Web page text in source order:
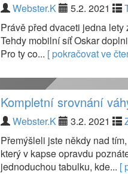
Webster.K 5.2. 2021
Právě před dvaceti jedna
Tehdy mobilní síť Oskar
Pro ty co... [ pokračovat ve
Kompletní srovnání
Webster.K 3.2. 2021
Přemýšleli jste někdy nad
který v kapse opravdu
jednoduchou tabulku, kde... [